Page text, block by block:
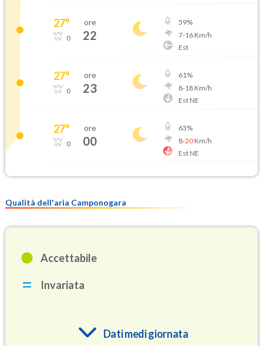
27°
0
ore
22
59%
7-16Km/h
Est
27°
0
ore
23
61%
8-18Km/h
Est NE
27°
0
ore
00
63%
8-20Km/h
Est NE
Qualità dell'aria Camponogara
Accettabile
Invariata
Dati medi giornata